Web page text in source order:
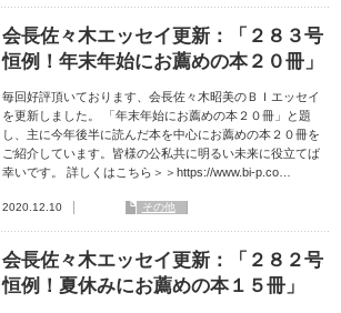
会長佐々木エッセイ更新：「２８３号
恒例！年末年始にお薦めの本２０冊」
毎回好評頂いております、会長佐々木昭美のＢＩエッセイ
を更新しました。 「年末年始にお薦めの本２０冊」と題
し、主に今年後半に読んだ本を中心にお薦めの本２０冊を
ご紹介しています。皆様の公私共に明るい未来に役立てば
幸いです。 詳しくはこちら＞＞https://www.bi-p.co…
2020.12.10 その他
会長佐々木エッセイ更新：「２８２号
恒例！夏休みにお薦めの本１５冊」